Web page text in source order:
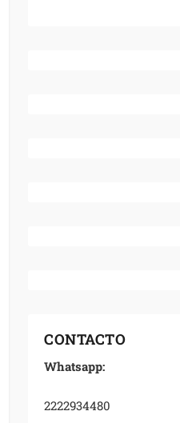
CONTACTO
Whatsapp:
2222934480